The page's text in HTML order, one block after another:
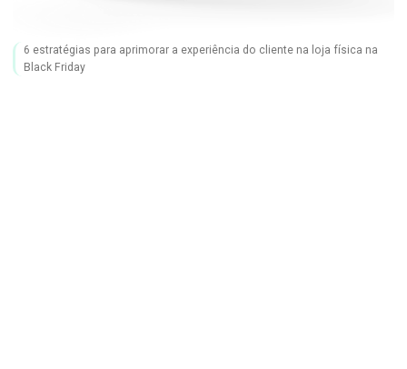
6 estratégias para aprimorar a experiência do cliente na loja física na
Black Friday